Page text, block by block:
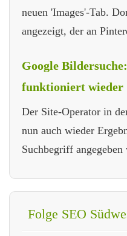
neuen 'Images'-Tab.
angezeigt, der an
Google
funktioniert wieder
Der Site-Operator in
nun auch wieder
Suchbegriff angegeben
Folge SEO